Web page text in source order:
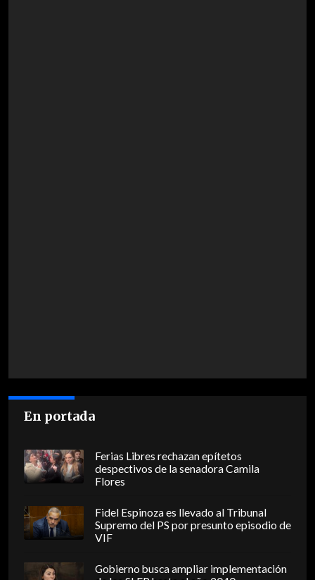
En portada
Ferias Libres rechazan epítetos
despectivos de la senadora Camila
Flores
Fidel Espinoza es llevado al Tribunal
Supremo del PS por presunto episodio de
VIF
Gobierno busca ampliar implementación